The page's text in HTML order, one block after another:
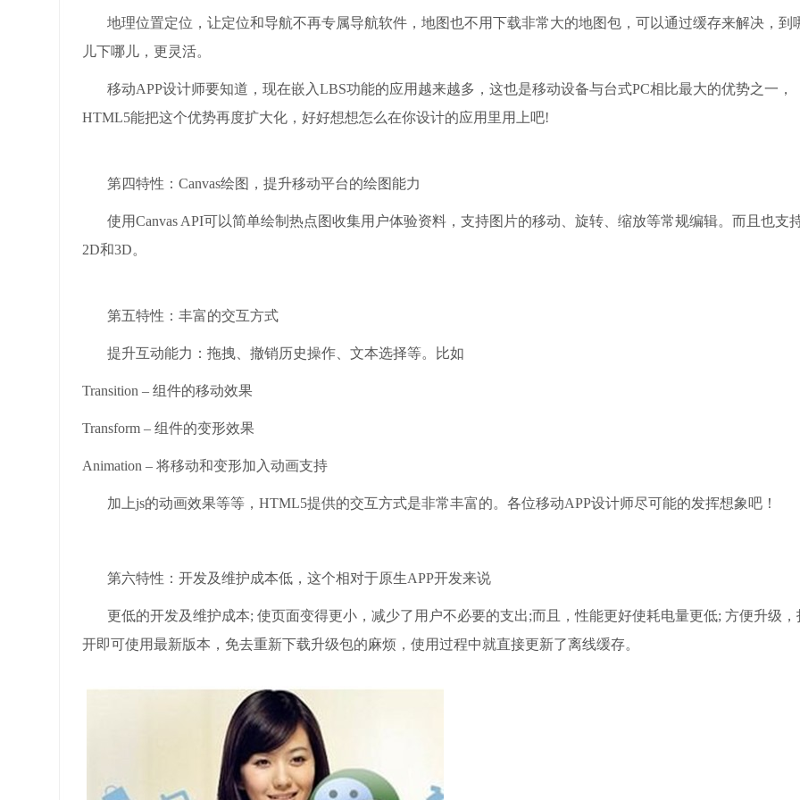
地理位置定位，让定位和导航不再专属导航软件，地图也不用下载非常大的地图包，可以通过缓存来解决，到
儿下哪儿，更灵活。
移动APP设计师要知道，现在嵌入LBS功能的应用越来越多，这也是移动设备与台式PC相比最大的优势之一，
HTML5能把这个优势再度扩大化，好好想想怎么在你设计的应用里用上吧!
第四特性：Canvas绘图，提升移动平台的绘图能力
使用Canvas API可以简单绘制热点图收集用户体验资料，支持图片的移动、旋转、缩放等常规编辑。而且也支
2D和3D。
第五特性：丰富的交互方式
提升互动能力：拖拽、撤销历史操作、文本选择等。比如
Transition – 组件的移动效果
Transform – 组件的变形效果
Animation – 将移动和变形加入动画支持
加上js的动画效果等等，HTML5提供的交互方式是非常丰富的。各位移动APP设计师尽可能的发挥想象吧！
第六特性：开发及维护成本低，这个相对于原生APP开发来说
更低的开发及维护成本; 使页面变得更小，减少了用户不必要的支出;而且，性能更好使耗电量更低; 方便升级，
开即可使用最新版本，免去重新下载升级包的麻烦，使用过程中就直接更新了离线缓存。